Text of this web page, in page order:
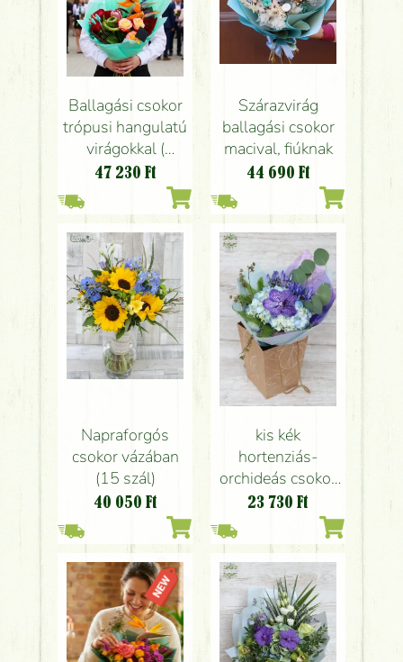
Ballagási csokor
trópusi hangulatú
virágokkal (
Strelitzia, protea,
szerencsebambusz
)
47 230 Ft
Szárazvirág
ballagási csokor
macival, fiúknak
44 690 Ft
Napraforgós
csokor vázában
(15 szál)
40 050 Ft
kis kék
hortenziás-
orchideás csokor
hordozható füles
virágos táskában
23 730 Ft